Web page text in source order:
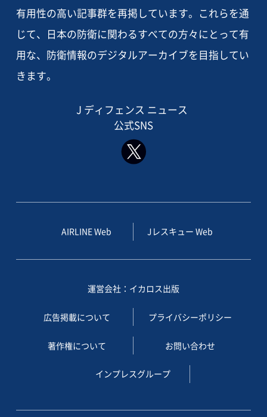
有用性の高い記事群を再掲しています。これらを通
じて、日本の防衛に関わるすべての方々にとって有
用な、防衛情報のデジタルアーカイブを目指してい
きます。
J ディフェンス ニュース
公式SNS
AIRLINE Web Jレスキュー Web
運営会社：イカロス出版
広告掲載について プライバシーポリシー
著作権について お問い合わせ
インプレスグループ